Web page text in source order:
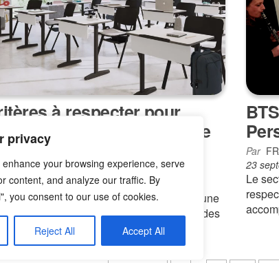
privacy
your browsing experience, serve
content, and analyze our traffic. By
you consent to our use of cookies.
Reject All Accept All
à respecter pour
un mobilier scolaire
pour un lycée
DESCHAMPS
2024
Non
du mobilier scolaire pour un lycée est une
qui influence directement l’efficacité des
être…
Par
23
Le